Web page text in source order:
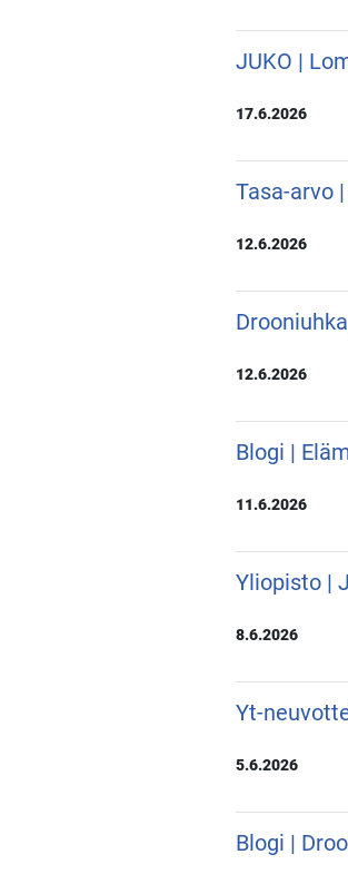
JUKO |
17.6.2026
Tasa-arvo
12.6.2026
12.6.2026
Blogi |
11.6.2026
Yliopisto |
8.6.2026
Yt-
5.6.2026
Blogi |